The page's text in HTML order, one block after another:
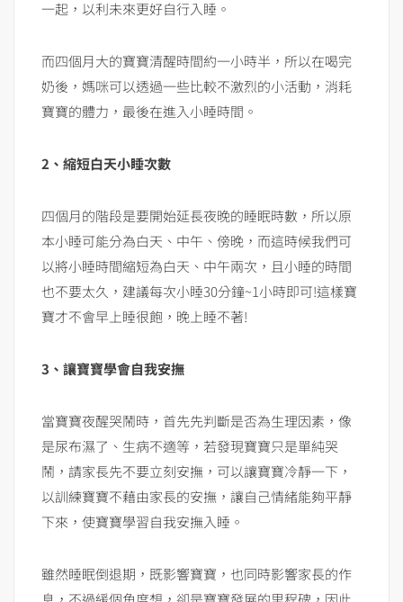
一起，以利未來更好自行入睡。
而四個月大的寶寶清醒時間約一小時半，所以在喝完
奶後，媽咪可以透過一些比較不激烈的小活動，消耗
寶寶的體力，最後在進入小睡時間。
2、縮短白天小睡次數
四個月的階段是要開始延長夜晚的睡眠時數，所以原
本小睡可能分為白天、中午、傍晚，而這時候我們可
以將小睡時間縮短為白天、中午兩次，且小睡的時間
也不要太久，建議每次小睡30分鐘~1小時即可!這樣寶
寶才不會早上睡很飽，晚上睡不著!
3、讓寶寶學會自我安撫
當寶寶夜醒哭鬧時，首先先判斷是否為生理因素，像
是尿布濕了、生病不適等，若發現寶寶只是單純哭
鬧，請家長先不要立刻安撫，可以讓寶寶冷靜一下，
以訓練寶寶不藉由家長的安撫，讓自己情緒能夠平靜
下來，使寶寶學習自我安撫入睡。
雖然睡眠倒退期，既影響寶寶，也同時影響家長的作